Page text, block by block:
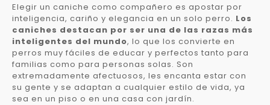
Elegir un caniche como compañero es apostar por
inteligencia, cariño y elegancia en un solo perro. Los
caniches destacan por ser una de las razas más
inteligentes del mundo, lo que los convierte en
perros muy fáciles de educar y perfectos tanto para
familias como para personas solas. Son
extremadamente afectuosos, les encanta estar con
su gente y se adaptan a cualquier estilo de vida, ya
sea en un piso o en una casa con jardín.